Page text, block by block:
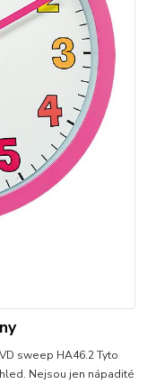
sweep HA46.2 Tyto
Nejsou jen nápadité